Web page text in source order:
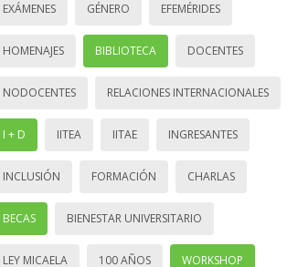
EXÁMENES GÉNERO EFEMÉRIDES
HOMENAJES BIBLIOTECA DOCENTES
NODOCENTES RELACIONES INTERNACIONALES
I + D IITEA IITAE INGRESANTES
INCLUSIÓN FORMACIÓN CHARLAS
BECAS BIENESTAR UNIVERSITARIO
LEY MICAELA 100 AÑOS WORKSHOP